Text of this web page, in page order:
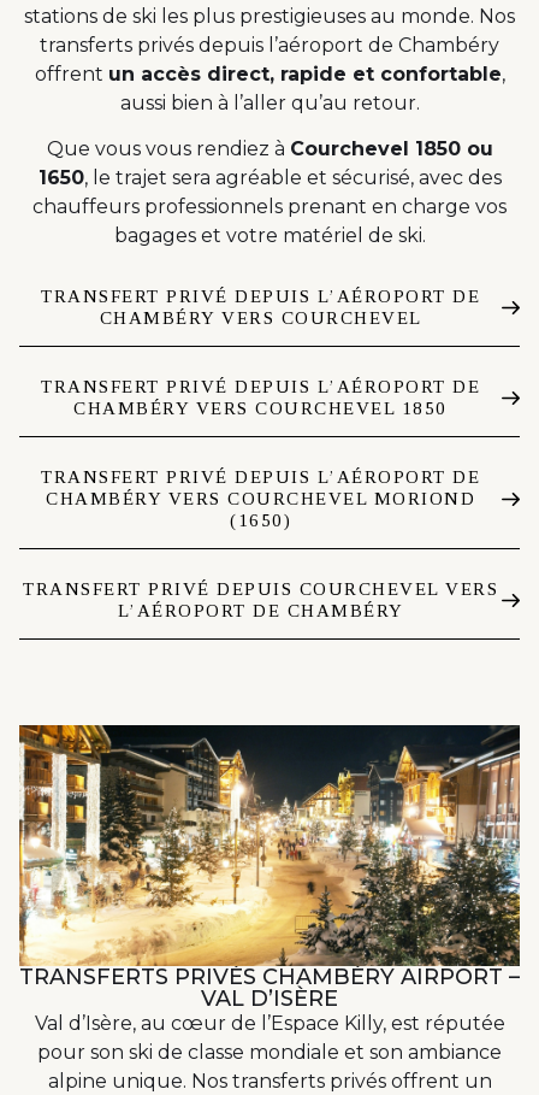
stations de ski les plus prestigieuses au monde. Nos
transferts privés depuis l’aéroport de Chambéry
offrent un accès direct, rapide et confortable,
aussi bien à l’aller qu’au retour.
Que vous vous rendiez à Courchevel 1850 ou
1650, le trajet sera agréable et sécurisé, avec des
chauffeurs professionnels prenant en charge vos
bagages et votre matériel de ski.
TRANSFERT PRIVÉ DEPUIS L’AÉROPORT DE
CHAMBÉRY VERS COURCHEVEL
TRANSFERT PRIVÉ DEPUIS L’AÉROPORT DE
CHAMBÉRY VERS COURCHEVEL 1850
TRANSFERT PRIVÉ DEPUIS L’AÉROPORT DE
CHAMBÉRY VERS COURCHEVEL MORIOND
(1650)
TRANSFERT PRIVÉ DEPUIS COURCHEVEL VERS
L’AÉROPORT DE CHAMBÉRY
TRANSFERTS PRIVÉS CHAMBÉRY AIRPORT –
VAL D’ISÈRE
Val d’Isère, au cœur de l’Espace Killy, est réputée
pour son ski de classe mondiale et son ambiance
alpine unique. Nos transferts privés offrent un